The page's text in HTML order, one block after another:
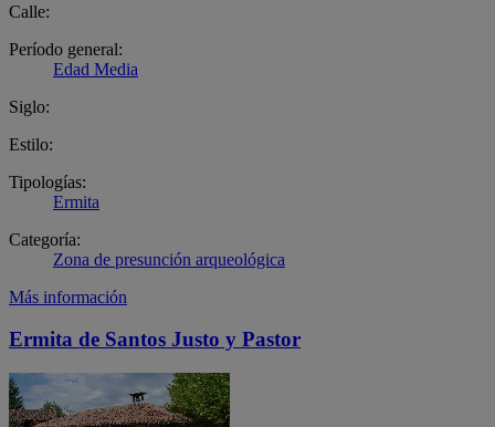
Calle:
Período general:
Edad Media
Siglo:
Estilo:
Tipologías:
Ermita
Categoría:
Zona de presunción arqueológica
Más información
Ermita de Santos Justo y Pastor